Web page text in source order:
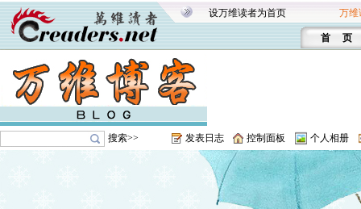
设万维读者为首页 万维
首 页
搜索>> 发表日志 控制面板 个人相册